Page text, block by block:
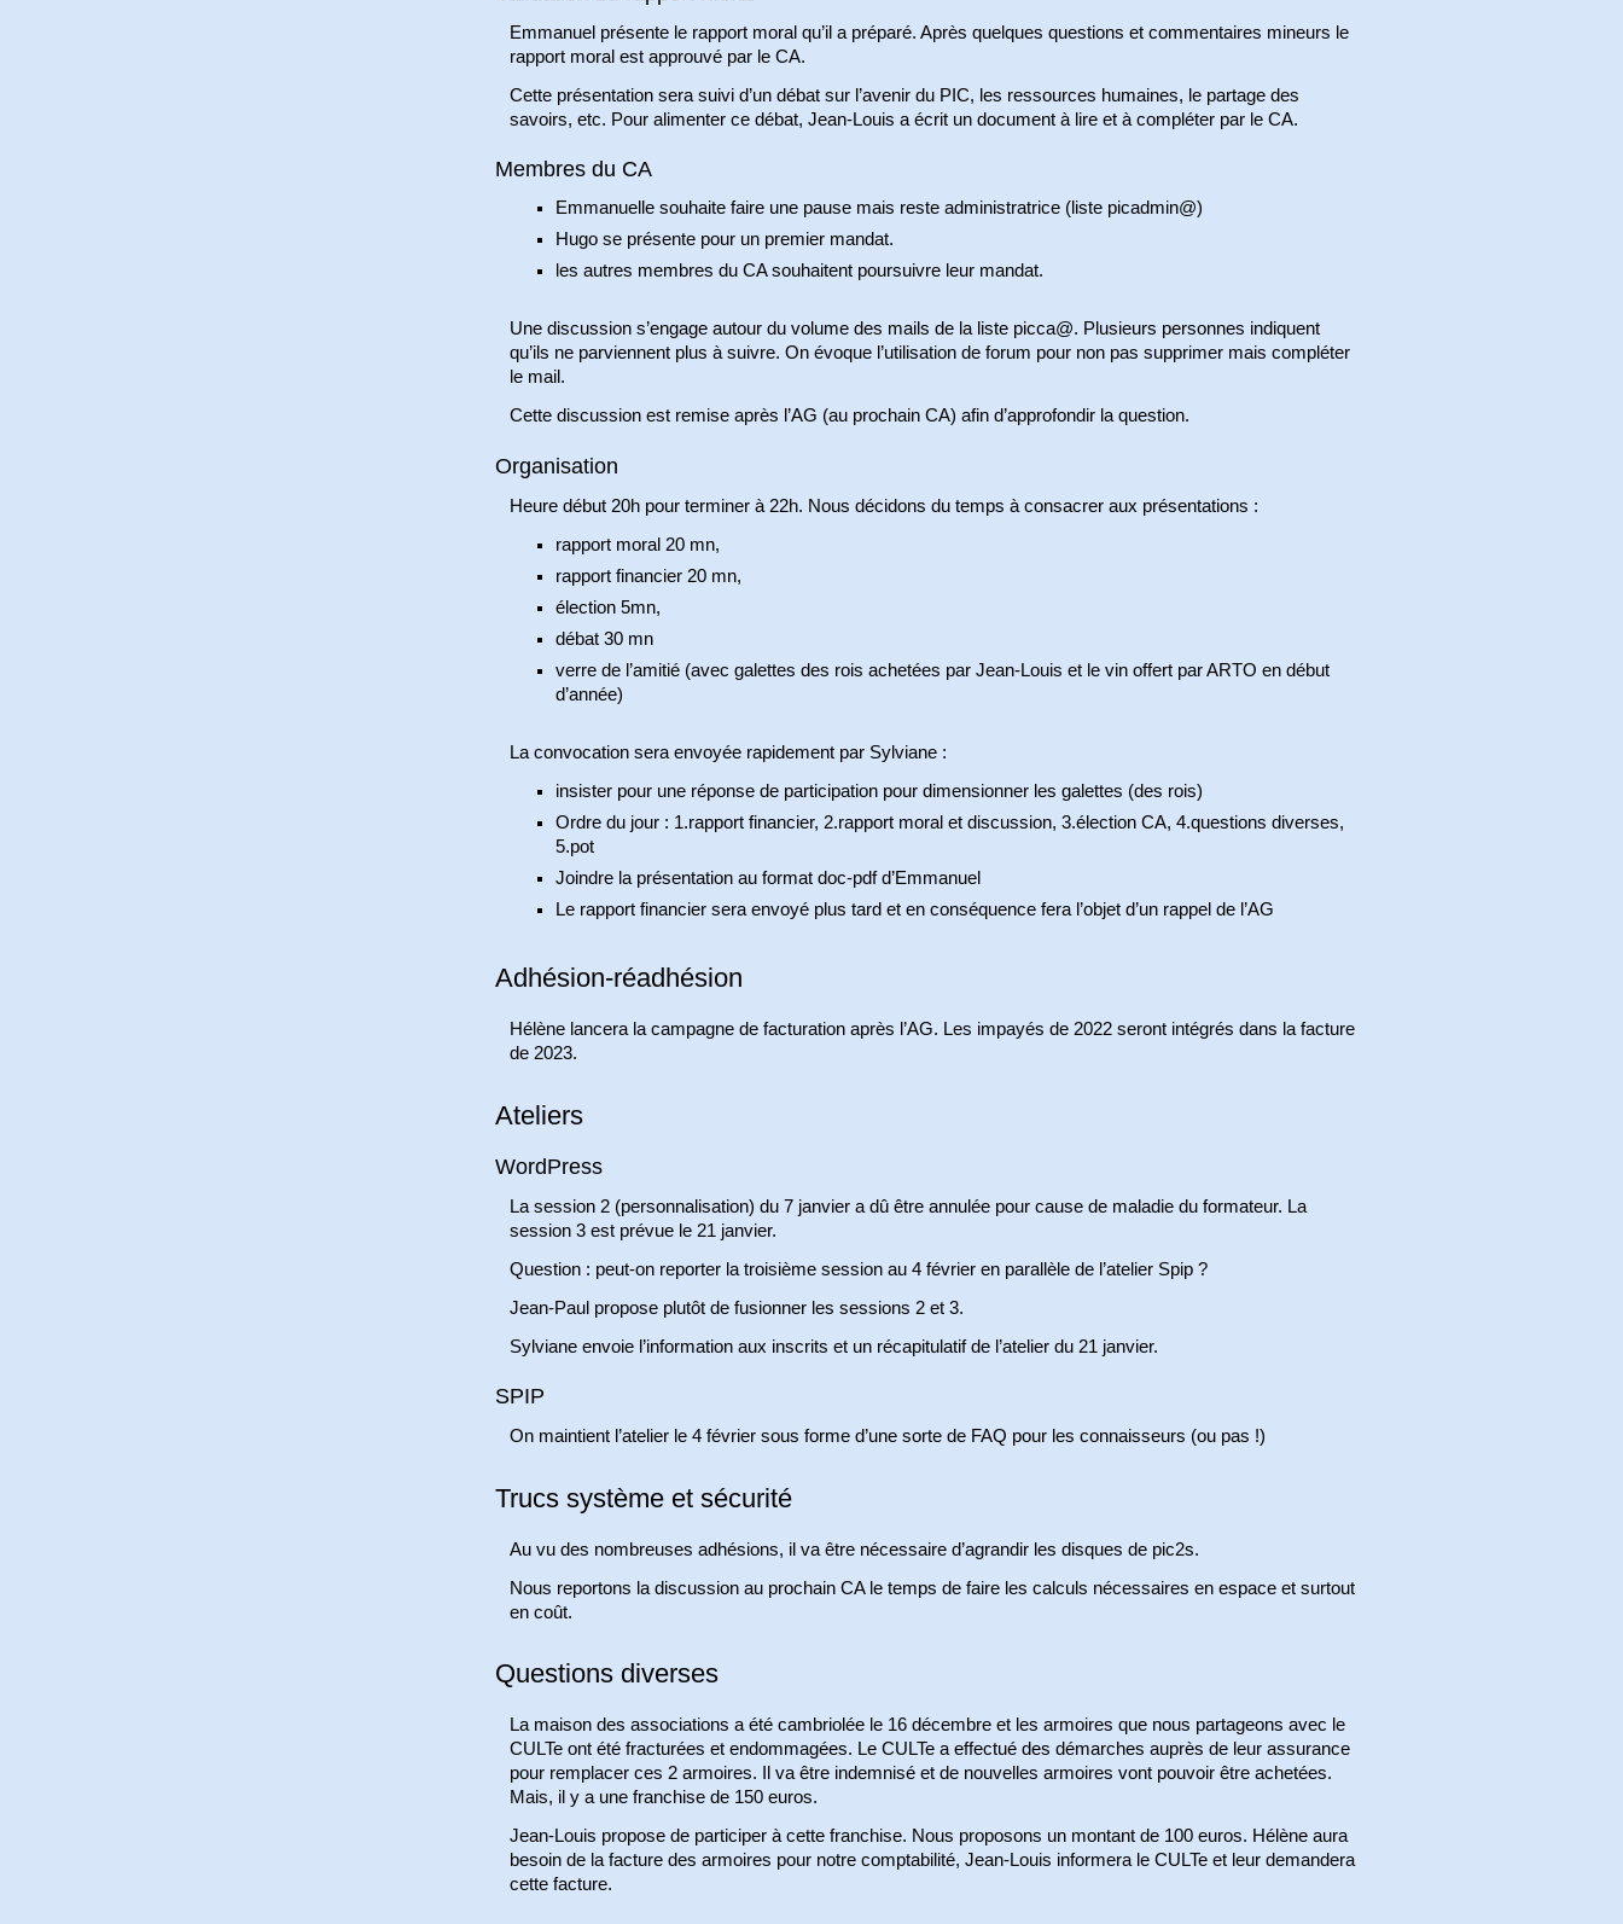
Emmanuel présente le rapport moral qu’il a préparé. Après quelques questions et commentaires mineurs le
rapport moral est approuvé par le CA.
Cette présentation sera suivi d’un débat sur l’avenir du PIC, les ressources humaines, le partage des
savoirs, etc. Pour alimenter ce débat, Jean-Louis a écrit un document à lire et à compléter par le CA.
Membres du CA
Emmanuelle souhaite faire une pause mais reste administratrice (liste picadmin@)
Hugo se présente pour un premier mandat.
les autres membres du CA souhaitent poursuivre leur mandat.
Une discussion s’engage autour du volume des mails de la liste picca@. Plusieurs personnes indiquent
qu’ils ne parviennent plus à suivre. On évoque l’utilisation de forum pour non pas supprimer mais compléter
le mail.
Cette discussion est remise après l’AG (au prochain CA) afin d’approfondir la question.
Organisation
Heure début 20h pour terminer à 22h. Nous décidons du temps à consacrer aux présentations :
rapport moral 20 mn,
rapport financier 20 mn,
élection 5mn,
débat 30 mn
verre de l’amitié (avec galettes des rois achetées par Jean-Louis et le vin offert par ARTO en début
d’année)
La convocation sera envoyée rapidement par Sylviane :
insister pour une réponse de participation pour dimensionner les galettes (des rois)
Ordre du jour : 1.rapport financier, 2.rapport moral et discussion, 3.élection CA, 4.questions diverses,
5.pot
Joindre la présentation au format doc-pdf d’Emmanuel
Le rapport financier sera envoyé plus tard et en conséquence fera l’objet d’un rappel de l’AG
Adhésion-réadhésion
Hélène lancera la campagne de facturation après l’AG. Les impayés de 2022 seront intégrés dans la facture
de 2023.
Ateliers
WordPress
La session 2 (personnalisation) du 7 janvier a dû être annulée pour cause de maladie du formateur. La
session 3 est prévue le 21 janvier.
Question : peut-on reporter la troisième session au 4 février en parallèle de l’atelier Spip ?
Jean-Paul propose plutôt de fusionner les sessions 2 et 3.
Sylviane envoie l’information aux inscrits et un récapitulatif de l’atelier du 21 janvier.
SPIP
On maintient l’atelier le 4 février sous forme d’une sorte de FAQ pour les connaisseurs (ou pas !)
Trucs système et sécurité
Au vu des nombreuses adhésions, il va être nécessaire d’agrandir les disques de pic2s.
Nous reportons la discussion au prochain CA le temps de faire les calculs nécessaires en espace et surtout
en coût.
Questions diverses
La maison des associations a été cambriolée le 16 décembre et les armoires que nous partageons avec le
CULTe ont été fracturées et endommagées. Le CULTe a effectué des démarches auprès de leur assurance
pour remplacer ces 2 armoires. Il va être indemnisé et de nouvelles armoires vont pouvoir être achetées.
Mais, il y a une franchise de 150 euros.
Jean-Louis propose de participer à cette franchise. Nous proposons un montant de 100 euros. Hélène aura
besoin de la facture des armoires pour notre comptabilité, Jean-Louis informera le CULTe et leur demandera
cette facture.